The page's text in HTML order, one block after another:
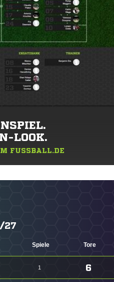
LOOK.
FUSSBALL.DE
27
Spiele Tore
1 6